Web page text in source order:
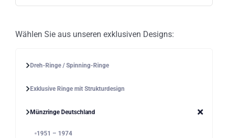
gewählt
Wählen Sie aus unseren exklusiven Designs:
Dreh-Ringe / Spinning-Ringe
Exklusive Ringe mit Strukturdesign
Münzringe Deutschland
1951 – 1974